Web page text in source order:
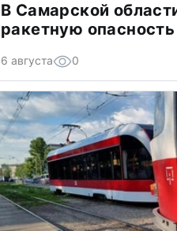
В Самарской
ракетную опасность
6 августа 0